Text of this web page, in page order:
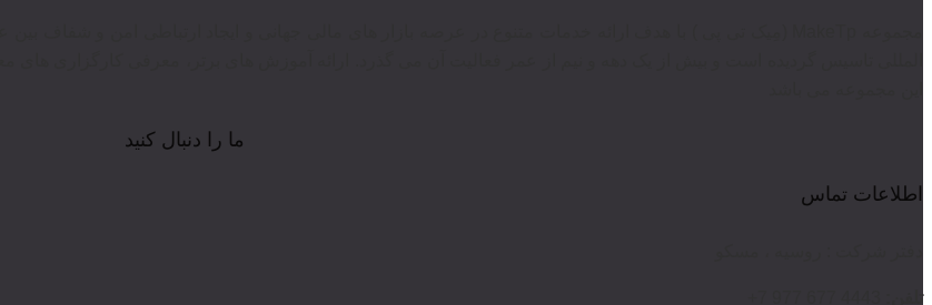
ما را دنبال کنید
اطلاعات تماس